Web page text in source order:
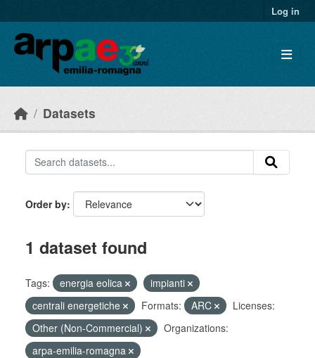
Log in
Datasets
Order by
1 dataset found
Tags: energia eolica
impianti
centrali energetiche
Formats: ARC
Licenses:
Other (Non-Commercial)
Organizations:
arpa-emilia-romagna